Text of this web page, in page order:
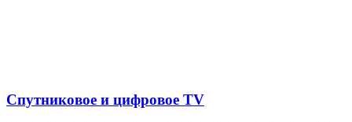
Спутниковое и цифровое TV